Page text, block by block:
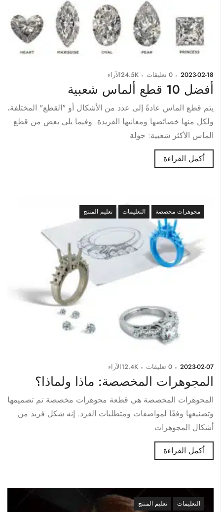
2023-02-18
0 تعليقات 24.5Kالآراء
أفضل 10 قطع ألماس شعبية
يتم قطع الماس عادةً إلى عدد من الأشكال أو "القطع" المختلفة،
ولكل منها خصائصها ومعانيها الفريدة. وفيما يلي بعض من قطع
الماس الأكثر شعبية: جولة
أكمل القراءة
مجوهرات مخصصة التعليمات تعليم المنتج
2023-02-07
0 تعليقات 12.4Kالآراء
المجوهرات المخصصة: ماذا ولماذا؟
المجوهرات المخصصة هي قطعة مجوهرات مخصصة تم تصميمها
وتصنيعها وفقًا لمواصفات ومتطلبات الفرد. إنه شكل فريد من
أشكال المجوهرات
أكمل القراءة
التعليمات تعليم المنتج